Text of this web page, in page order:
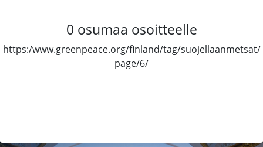
0 osumaa osoitteelle
https:/www.greenpeace.org/finland/tag/suojellaanmetsat/
page/6/